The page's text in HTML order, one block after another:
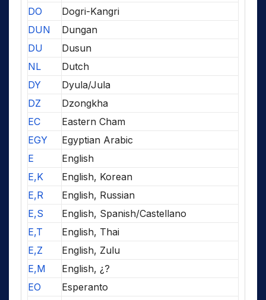
DO
Dogri-Kangri
DUN
Dungan
DU
Dusun
NL
Dutch
DY
Dyula/Jula
DZ
Dzongkha
EC
Eastern Cham
EGY
Egyptian Arabic
E
English
E,K
English, Korean
E,R
English, Russian
E,S
English, Spanish/Castellano
E,T
English, Thai
E,Z
English, Zulu
E,M
English, ¿?
EO
Esperanto